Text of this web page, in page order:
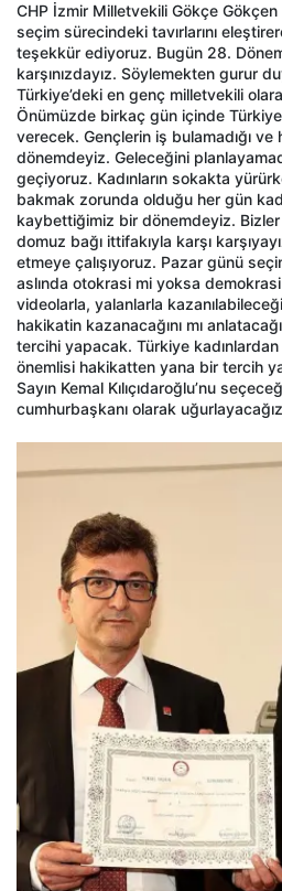
CHP İzmir Milletvekili Gökçe Gökçen
seçim sürecindeki tavırlarını
teşekkür ediyoruz. Bugün 28.
karşınızdayız. Söylemekten gurur
Türkiye’deki en genç milletvekili
Önümüzde birkaç gün içinde
verecek. Gençlerin iş bulamadığı ve
dönemdeyiz. Geleceğini
geçiyoruz. Kadınların sokakta
bakmak zorunda olduğu her gün
kaybettiğimiz bir dönemdeyiz.
domuz bağı ittifakıyla karşı
etmeye çalışıyoruz. Pazar günü
aslında otokrasi mi yoksa
videolarla, yalanlarla
hakikatin kazanacağını mı
tercihi yapacak. Türkiye
önemlisi hakikatten yana bir tercih
Sayın Kemal Kılıçıdaroğlu’nu
cumhurbaşkanı olarak